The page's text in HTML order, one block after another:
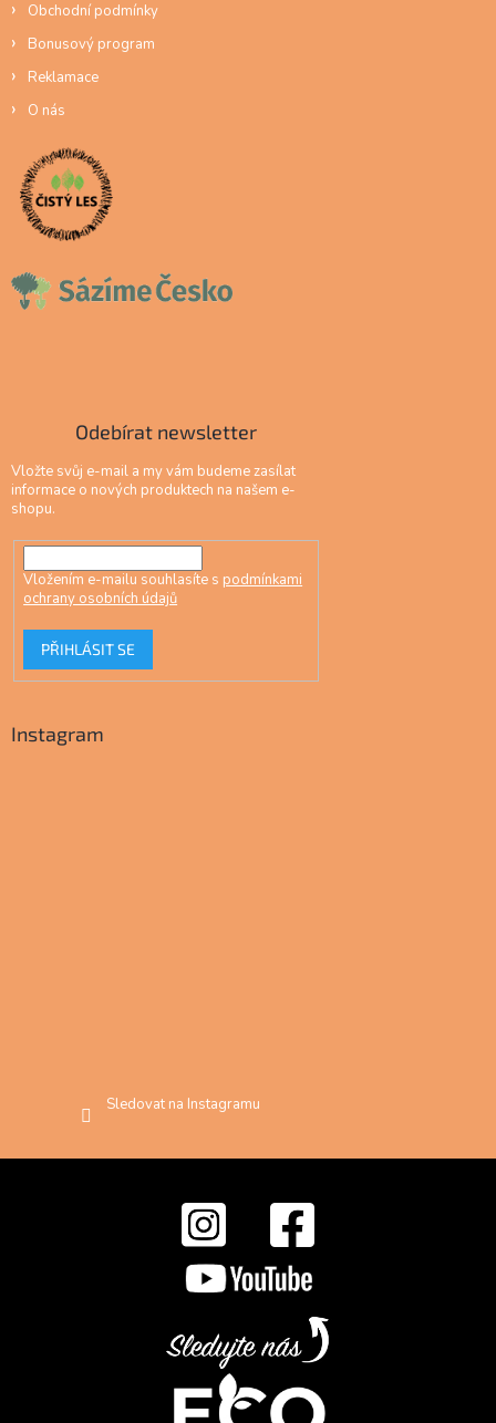
Obchodní podmínky
Bonusový program
Reklamace
O nás
Odebírat newsletter
Vložte svůj e-mail a my vám budeme zasílat
informace o nových produktech na našem e-
shopu.
Vložením e-mailu souhlasíte s podmínkami
ochrany osobních údajů
PŘIHLÁSIT SE
Instagram
Sledovat na Instagramu